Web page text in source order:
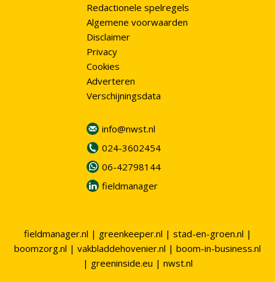
Redactionele spelregels
Algemene voorwaarden
Disclaimer
Privacy
Cookies
Adverteren
Verschijningsdata
info@nwst.nl
024-3602454
06-42798144
fieldmanager
fieldmanager.nl | greenkeeper.nl | stad-en-groen.nl |
boomzorg.nl | vakbladdehovenier.nl | boom-in-business.nl
| greeninside.eu | nwst.nl